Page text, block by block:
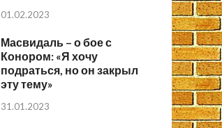
01.02.2023
Масвидаль – о бое с
Конором: «Я хочу
подраться, но он закрыл
эту тему»
31.01.2023